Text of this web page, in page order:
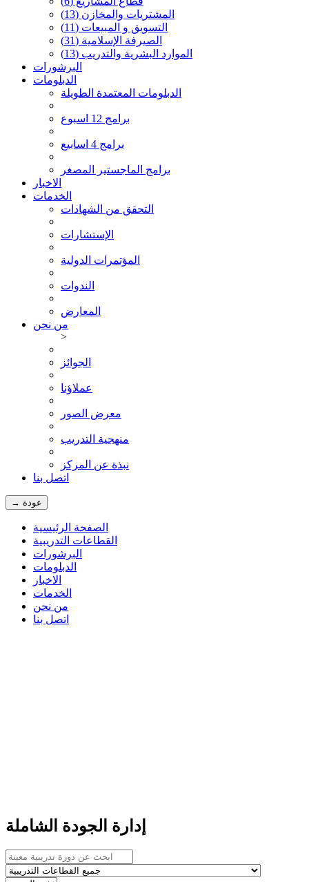
المشتريات والمخازن (13)
التسويق و المبيعات (11)
الصيرفة الإسلامية (31)
الموارد البشرية والتدريب (13)
البرشورات
الدبلومات
الدبلومات المعتمدة الطويلة
برامج 12 اسبوع
برامج 4 اسابيع
برامج الماجستير المصغر
الاخبار
الخدمات
التحقق من الشهادات
الإستشارات
المؤتمرات الدولية
الندوات
المعارض
من نحن
>
الجوائز
عملاؤنا
معرض الصور
منهجية التدريب
نبذة عن المركز
اتصل بنا
→ عودة
الصفحة الرئيسية
القطاعات التدريبية
البرشورات
الدبلومات
الاخبار
الخدمات
من نحن
اتصل بنا
إدارة الجودة الشاملة